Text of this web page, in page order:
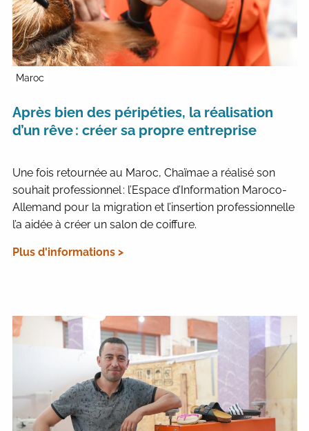
Maroc
Après bien des péripéties, la réalisation
d’un rêve : créer sa propre entreprise
Une fois retournée au Maroc, Chaïmae a réalisé son
souhait professionnel : l’Espace d’Information Maroco-
Allemand pour la migration et l’insertion professionnelle
l’a aidée à créer un salon de coiffure.
Plus d'informations >